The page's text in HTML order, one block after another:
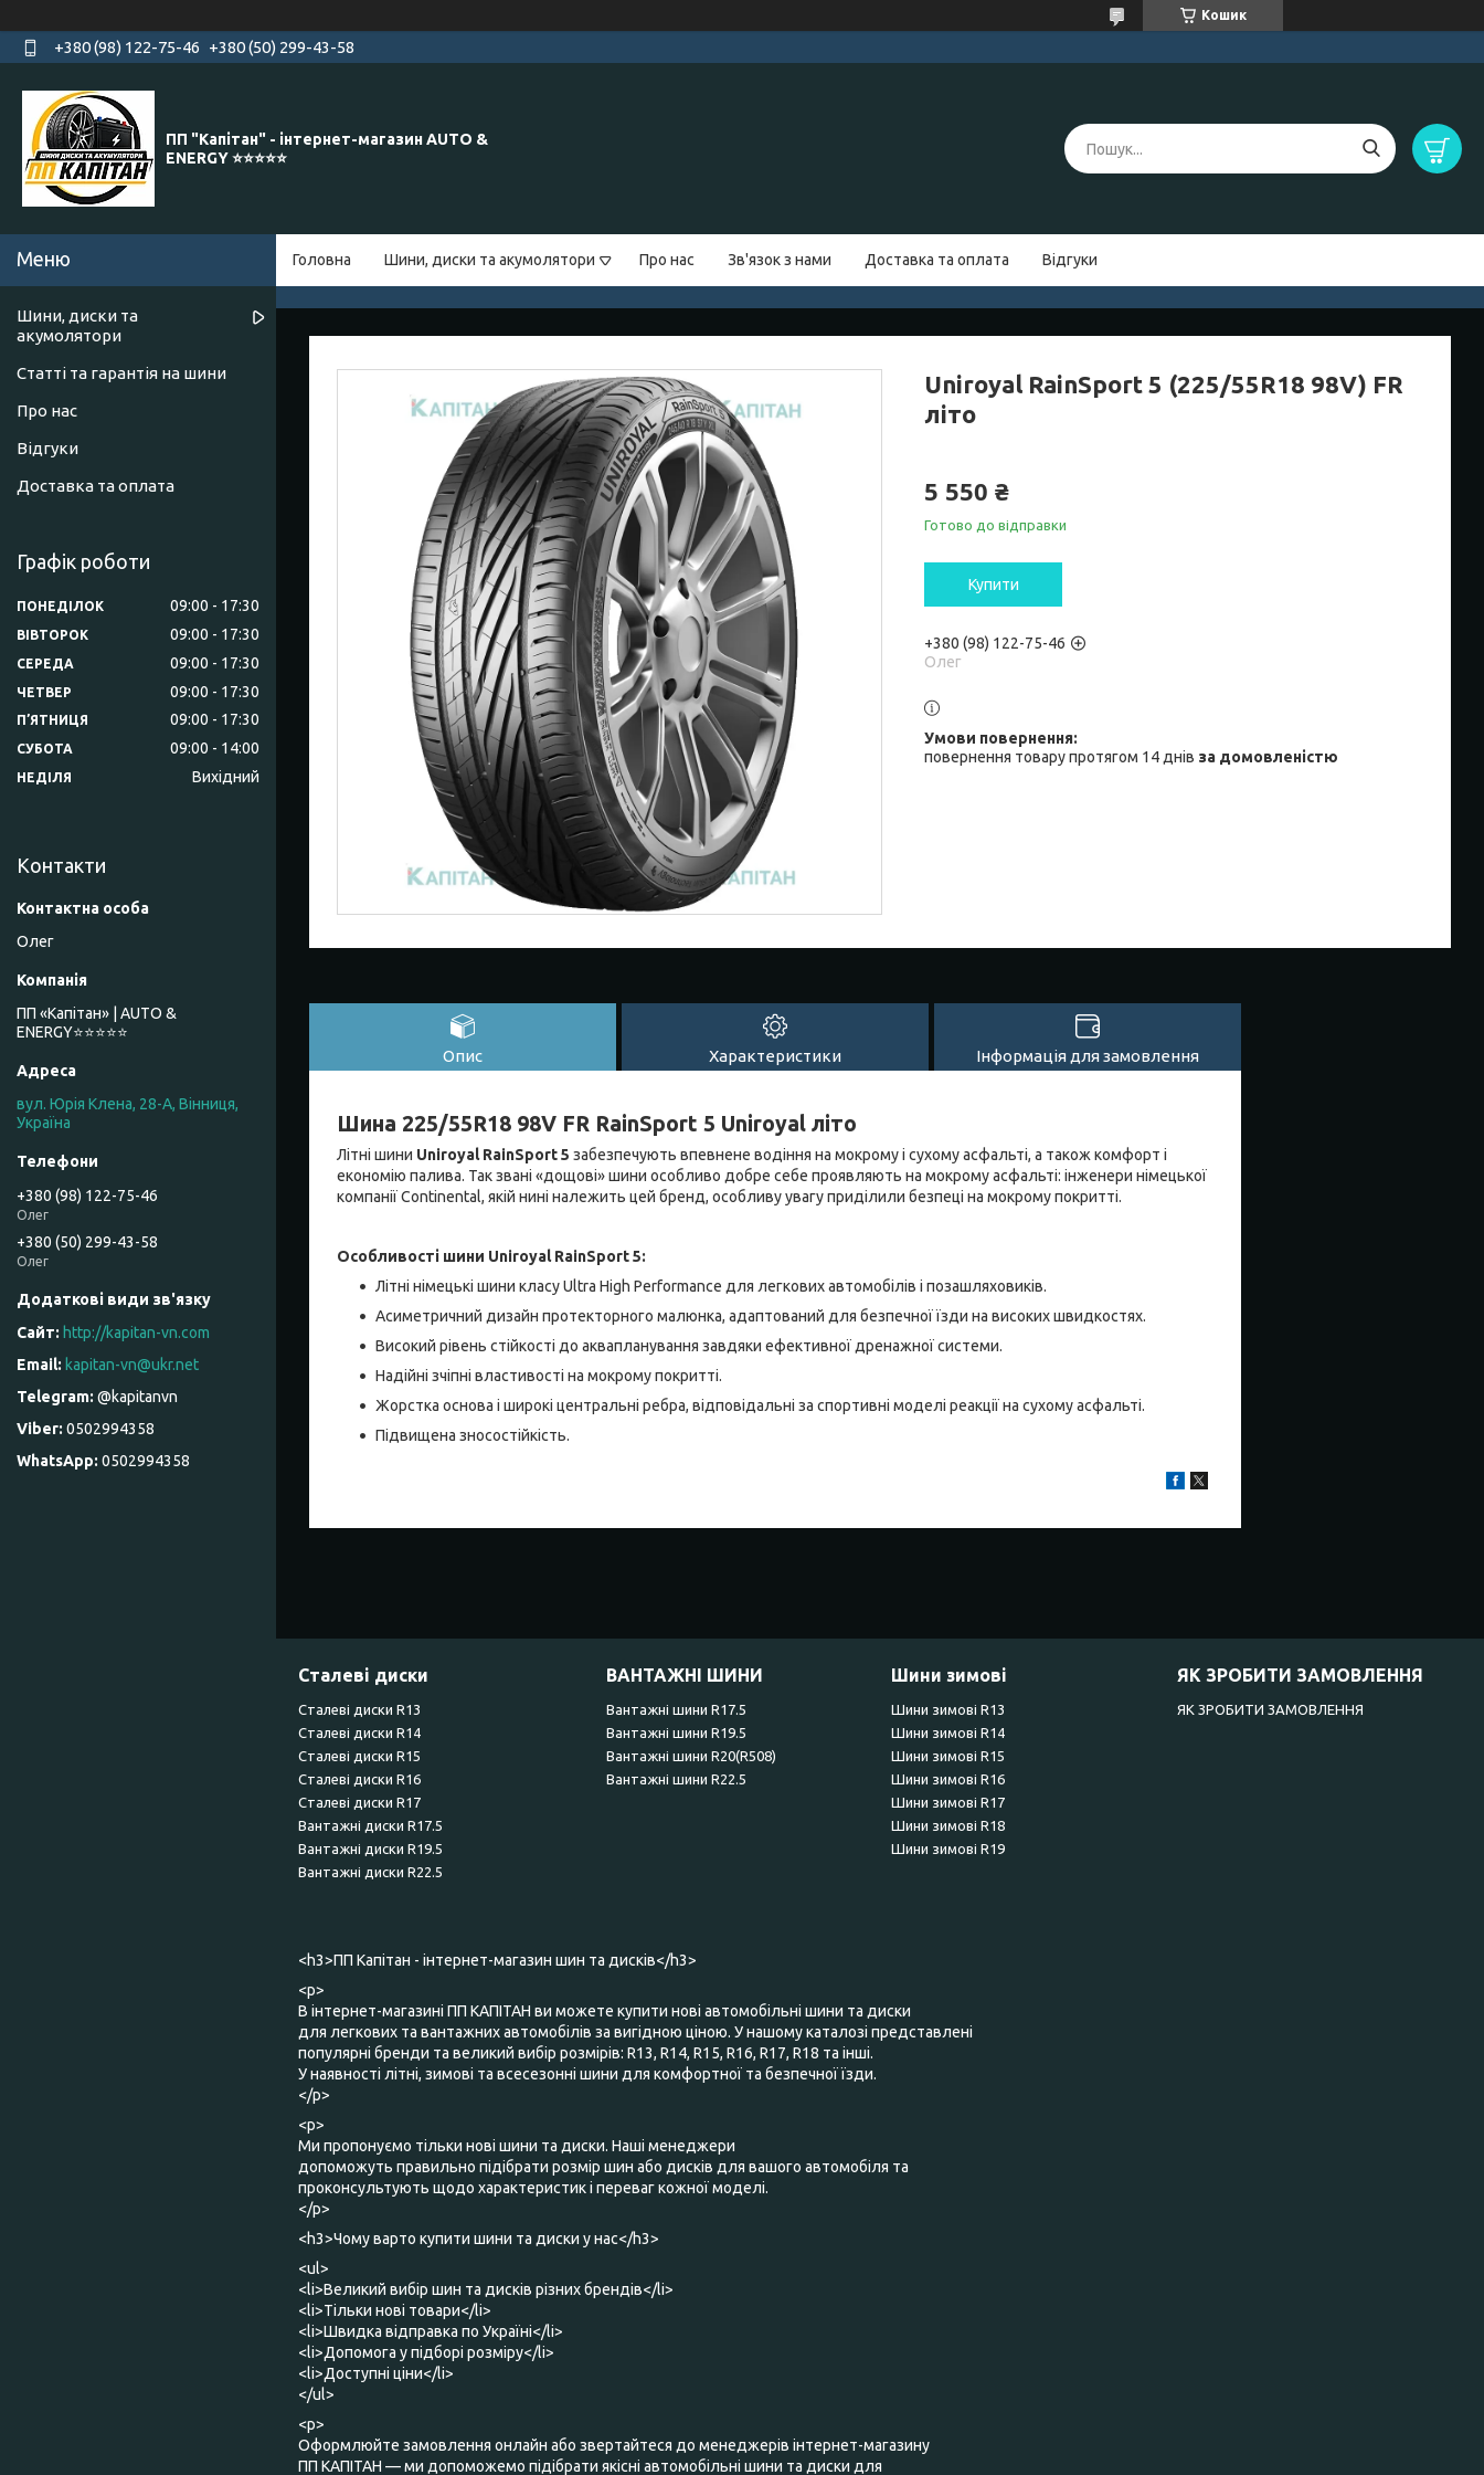
Кошик
+380 (98) 122-75-46 +380 (50) 299-43-58
ПП "Капітан" - інтернет-магазин AUTO &
ENERGY ⭐️⭐️⭐️⭐️⭐️
Головна Шини, диски та акумолятори Про нас Зв'язок з нами Доставка та оплата Відгуки
Uniroyal RainSport 5 (225/55R18 98V) FR
літо
5 550 ₴
Готово до відправки
Купити
+380 (98) 122-75-46
Олег
повернення товару протягом 14 днів за домовленістю
Опис Характеристики Інформація для замовлення
Шина 225/55R18 98V FR RainSport 5 Uniroyal літо
Літні шини Uniroyal RainSport 5 забезпечують впевнене водіння на мокрому і сухому асфальті, а також комфорт і
економію палива. Так звані «дощові» шини особливо добре себе проявляють на мокрому асфальті: інженери німецької
компанії Continental, якій нині належить цей бренд, особливу увагу приділили безпеці на мокрому покритті.
Особливості шини Uniroyal RainSport 5:
Літні німецькі шини класу Ultra High Performance для легкових автомобілів і позашляховиків.
Асиметричний дизайн протекторного малюнка, адаптований для безпечної їзди на високих швидкостях.
Високий рівень стійкості до аквапланування завдяки ефективної дренажної системи.
Надійні зчіпні властивості на мокрому покритті.
Жорстка основа і широкі центральні ребра, відповідальні за спортивні моделі реакції на сухому асфальті.
Підвищена зносостійкість.
Шини, диски та
акумолятори
Статті та гарантія на шини
Про нас
Відгуки
Доставка та оплата
Графік роботи
ПОНЕДІЛОК 09:00 17:30
ВІВТОРОК 09:00 17:30
СЕРЕДА 09:00 17:30
ЧЕТВЕР 09:00 17:30
ПʼЯТНИЦЯ 09:00 17:30
СУБОТА 09:00 14:00
НЕДІЛЯ Вихідний
Контакти
Олег
ПП «Капітан» | AUTO &
ENERGY⭐️⭐️⭐️⭐️⭐️
вул. Юрія Клена, 28-А, Вінниця,
Україна
+380 (98) 122-75-46
Олег
+380 (50) 299-43-58
Олег
http://kapitan-vn.com
kapitan-vn@ukr.net
@kapitanvn
0502994358
0502994358
Сталеві диски
Сталеві диски R13
Сталеві диски R14
Сталеві диски R15
Сталеві диски R16
Сталеві диски R17
Вантажні диски R17.5
Вантажні диски R19.5
Вантажні диски R22.5
ВАНТАЖНІ ШИНИ
Вантажні шини R17.5
Вантажні шини R19.5
Вантажні шини R20(R508)
Вантажні шини R22.5
Шини зимові
Шини зимові R13
Шини зимові R14
Шини зимові R15
Шини зимові R16
Шини зимові R17
Шини зимові R18
Шини зимові R19
ЯК ЗРОБИТИ ЗАМОВЛЕННЯ
ЯК ЗРОБИТИ ЗАМОВЛЕННЯ
<h3>ПП Капітан - інтернет-магазин шин та дисків</h3>
<p>
В інтернет-магазині ПП КАПІТАН ви можете купити нові автомобільні шини та диски
для легкових та вантажних автомобілів за вигідною ціною. У нашому каталозі представлені
популярні бренди та великий вибір розмірів: R13, R14, R15, R16, R17, R18 та інші.
У наявності літні, зимові та всесезонні шини для комфортної та безпечної їзди.
</p>
<p>
Ми пропонуємо тільки нові шини та диски. Наші менеджери
допоможуть правильно підібрати розмір шин або дисків для вашого автомобіля та
проконсультують щодо характеристик і переваг кожної моделі.
</p>
<h3>Чому варто купити шини та диски у нас</h3>
<ul>
<li>Великий вибір шин та дисків різних брендів</li>
<li>Тільки нові товари</li>
<li>Швидка відправка по Україні</li>
<li>Допомога у підборі розміру</li>
<li>Доступні ціни</li>
</ul>
<p>
Оформлюйте замовлення онлайн або звертайтеся до менеджерів інтернет-магазину
ПП КАПІТАН — ми допоможемо підібрати якісні автомобільні шини та диски для